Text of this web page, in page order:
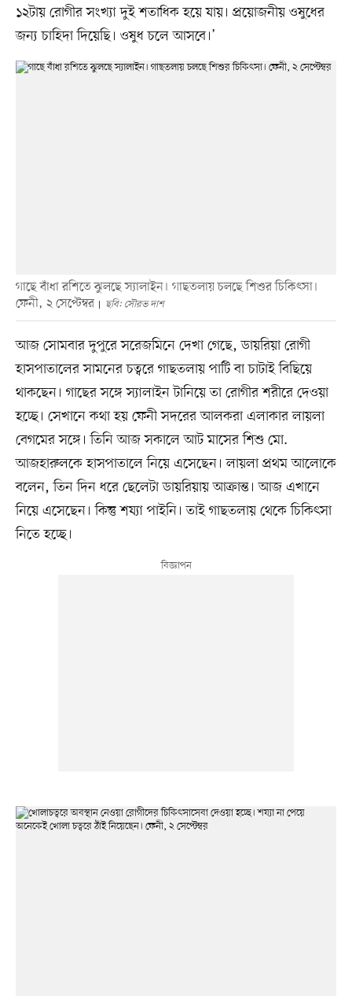
১২টায় রোগীর সংখ্যা দুই শতাধিক হয়ে যায়। প্রয়োজনীয় ওষুধের
জন্য চাহিদা দিয়েছি। ওষুধ চলে আসবে।’
গাছে বাঁধা রশিতে ঝুলছে স্যালাইন। গাছতলায় চলছে শিশুর চিকিৎসা।
ফেনী, ২ সেপ্টেম্বর
ছবি: সৌরভ দাশ
আজ সোমবার দুপুরে সরেজমিনে দেখা গেছে, ডায়রিয়া রোগী
হাসপাতালের সামনের চত্বরে গাছতলায় পাটি বা চাটাই বিছিয়ে
থাকছেন। গাছের সঙ্গে স্যালাইন টানিয়ে তা রোগীর শরীরে দেওয়া
হচ্ছে। সেখানে কথা হয় ফেনী সদরের আলকরা এলাকার লায়লা
বেগমের সঙ্গে। তিনি আজ সকালে আট মাসের শিশু মো.
আজহারুলকে হাসপাতালে নিয়ে এসেছেন। লায়লা প্রথম আলোকে
বলেন, তিন দিন ধরে ছেলেটা ডায়রিয়ায় আক্রান্ত। আজ এখানে
নিয়ে এসেছেন। কিন্তু শয্যা পাইনি। তাই গাছতলায় থেকে চিকিৎসা
নিতে হচ্ছে।